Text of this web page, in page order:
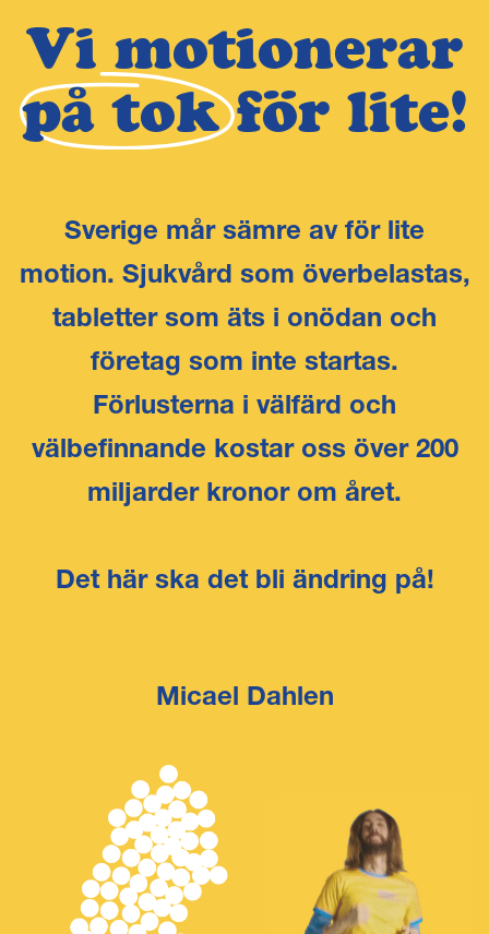
Vi motionerar
på tok för lite!
Sverige mår sämre av för lite
motion. Sjukvård som överbelastas,
tabletter som äts i onödan och
företag som inte startas.
Förlusterna i välfärd och
välbefinnande kostar oss över 200
miljarder kronor om året.
Det här ska det bli ändring på!
Micael Dahlen